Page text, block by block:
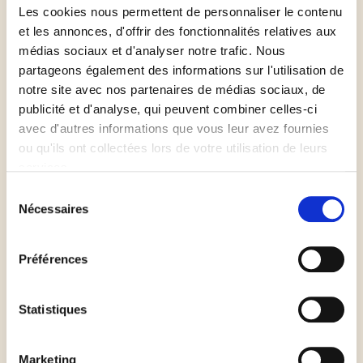
Les cookies nous permettent de personnaliser le contenu
et les annonces, d'offrir des fonctionnalités relatives aux
médias sociaux et d'analyser notre trafic. Nous
partageons également des informations sur l'utilisation de
notre site avec nos partenaires de médias sociaux, de
publicité et d'analyse, qui peuvent combiner celles-ci
avec d'autres informations que vous leur avez fournies
ou qu'ils ont collectées lors de votre utilisation de leurs
Nécessaires
Préférences
Statistiques
Marketing
Pour le dressage :
Faites fondre les 5 g de beurre restant,
badigeonnez-en le fond d'un moule à bords hauts
puis saupoudrez-le de sucre.
Au fond du moule, disposez les quartiers d'endives
entre les endives. Recouvrez ensuite les endives de
moule et les légumes.
Enfournez pendant environ 20 min (la pâte doit